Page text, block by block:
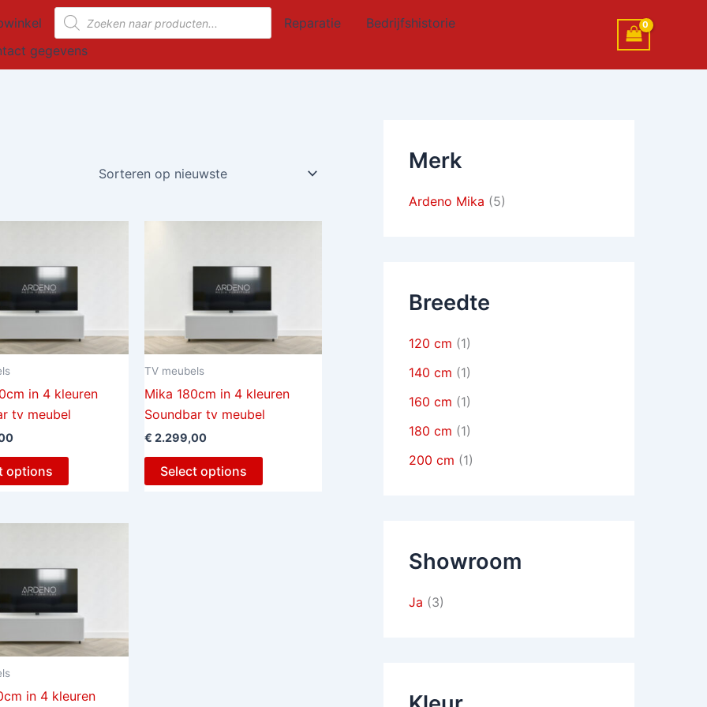
Producten
zoeken
Reparatie
Bedrijfshistorie
gegevens
in 4 kleuren
tv meubel
options
TV meubels
Mika 180cm in 4 kleuren
Soundbar tv meubel
€ 2.299,00
Select options
in 4 kleuren
Merk
Ardeno Mika (5)
Breedte
120 cm (1)
140 cm (1)
160 cm (1)
180 cm (1)
200 cm (1)
Showroom
Ja (3)